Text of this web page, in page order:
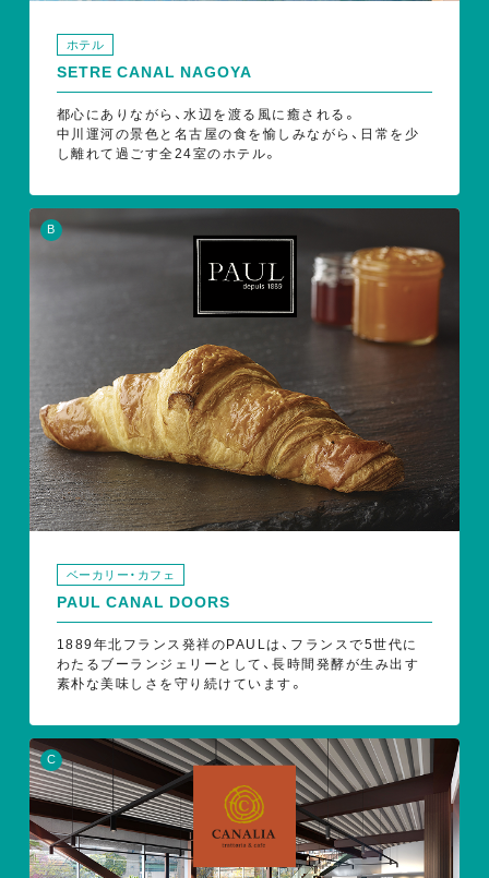
ホテル
SETRE CANAL NAGOYA
都心にありながら、水辺を渡る風に癒される。
中川運河の景色と名古屋の食を愉しみながら、日常を少
し離れて過ごす全24室のホテル。
B
ベーカリー・カフェ
PAUL CANAL DOORS
1889年北フランス発祥のPAULは、フランスで5世代に
わたるブーランジェリーとして、長時間発酵が生み出す
素朴な美味しさを守り続けています。
C